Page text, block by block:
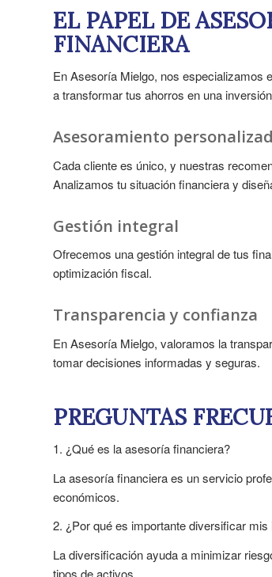
EL PAPEL DE
FINANCIERA
En Asesoría Mielgo, nos especializamos
a transformar tus ahorros en una
Asesoramiento
Cada cliente es único, y nuestras
Analizamos tu situación financiera y
Gestión integral
Ofrecemos una gestión integral de tus
optimización fiscal.
Transparencia y confianza
En Asesoría Mielgo, valoramos la
tomar decisiones informadas y seguras.
PREGUNTAS
1. ¿Qué es la asesoría financiera?
La asesoría financiera es un servicio
económicos.
2. ¿Por qué es importante diversificar
La diversificación ayuda a minimizar
tipos de activos.